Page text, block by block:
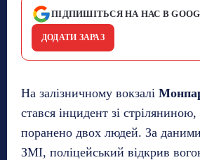
ПІДПИШІТЬСЯ НА НАС В
ДОДАТИ ЗАРАЗ
На залізничному вокзалі
стався інцидент зі стріляниною,
поранено двох людей. За
ЗМІ, поліцейський відкрив